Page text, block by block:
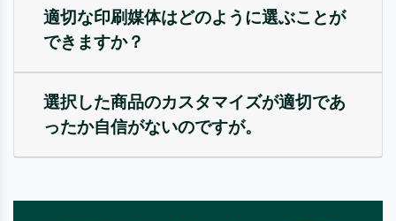
適切な印刷媒体はどのように選ぶことが
できますか？
選択した商品のカスタマイズが適切であ
ったか自信がないのですが。